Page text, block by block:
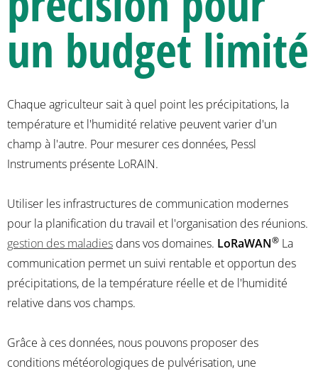
un budget limité
Chaque agriculteur sait à quel point les précipitations, la
température et l'humidité relative peuvent varier d'un
champ à l'autre. Pour mesurer ces données, Pessl
Instruments présente LoRAIN.
Utiliser les infrastructures de communication modernes
pour la planification du travail et l'organisation des réunions.
gestion des maladies dans vos domaines. LoRaWAN® La
communication permet un suivi rentable et opportun des
précipitations, de la température réelle et de l'humidité
relative dans vos champs.
Grâce à ces données, nous pouvons proposer des
conditions météorologiques de pulvérisation, une